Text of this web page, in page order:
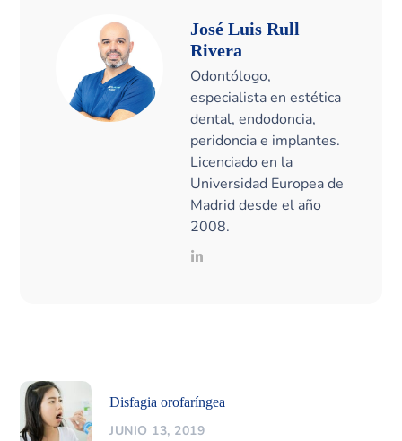
José Luis Rull
Rivera
Odontólogo,
especialista en estética
dental, endodoncia,
peridoncia e implantes.
Licenciado en la
Universidad Europea de
Madrid desde el año
2008.
Disfagia orofaríngea
JUNIO 13, 2019